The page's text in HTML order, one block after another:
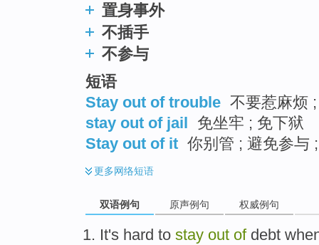
置身事外
不插手
不参与
短语
Stay out of trouble 不要惹麻烦
stay out of jail 免坐牢 ; 免下狱
Stay out of it 你别管 ; 避免参与
更多网络短语
双语例句 原声例句 权威例句
It's hard to stay out ofdebt